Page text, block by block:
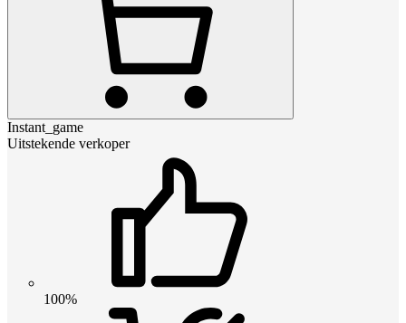
Instant_game
Uitstekende verkoper
100%